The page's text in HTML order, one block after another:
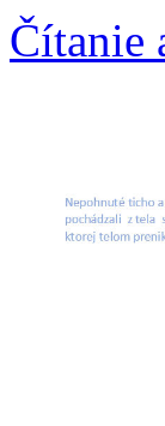
Čítanie